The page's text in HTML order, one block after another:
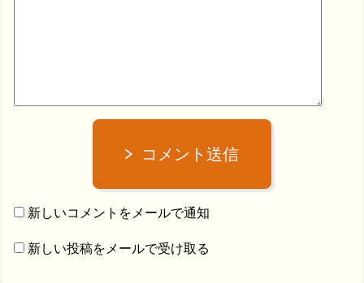
コメント送信
新しいコメントをメールで通知
新しい投稿をメールで受け取る